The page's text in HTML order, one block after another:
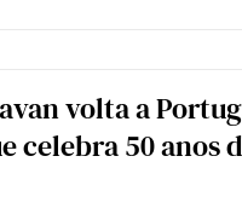
volta a
celebra 50 anos